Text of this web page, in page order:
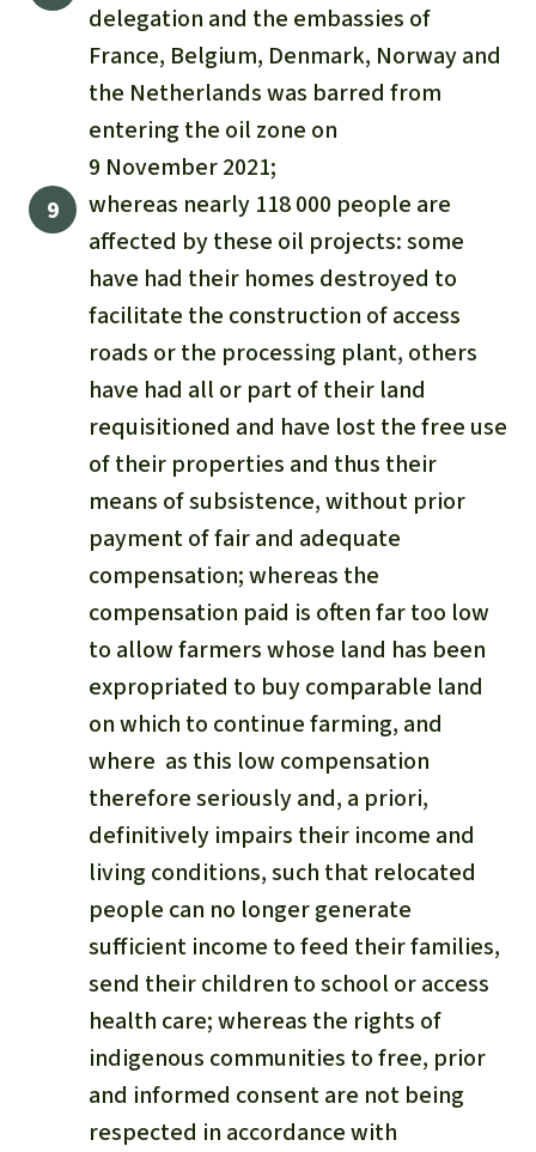
delegation and the embassies of
France, Belgium, Denmark, Norway and
the Netherlands was barred from
entering the oil zone on
9 November 2021;
whereas nearly 118 000 people are
affected by these oil projects: some
have had their homes destroyed to
facilitate the construction of access
roads or the processing plant, others
have had all or part of their land
requisitioned and have lost the free use
of their properties and thus their
means of subsistence, without prior
payment of fair and adequate
compensation; whereas the
compensation paid is often far too low
to allow farmers whose land has been
expropriated to buy comparable land
on which to continue farming, and
where as this low compensation
therefore seriously and, a priori,
definitively impairs their income and
living conditions, such that relocated
people can no longer generate
sufficient income to feed their families,
send their children to school or access
health care; whereas the rights of
indigenous communities to free, prior
and informed consent are not being
respected in accordance with